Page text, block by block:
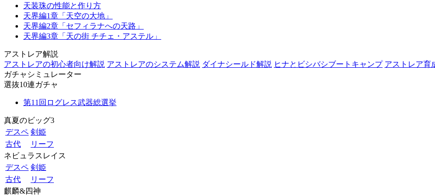
天装珠の性能と作り方
天界編1章「天空の大地」
天界編2章「セフィラナへの天路」
天界編3章「天の街 チチェ・アステル」
アストレア解説
アストレアの初心者向け解説 アストレアのシステム解説 ダイナシールド解説 ヒナとビシバシブートキャンプ アストレア育
ガチャシミュレーター
選抜10連ガチャ
第11回ログレス武器総選挙
真夏のビッグ3
デスペ 剣姫
古代
リーフ
ネビュラスレイス
デスペ 剣姫
古代
リーフ
麒麟&四神